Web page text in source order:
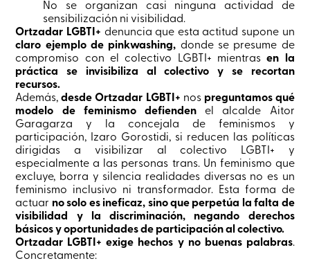
No se organizan casi ninguna actividad de
sensibilización ni visibilidad.
Ortzadar LGBTI+ denuncia que esta actitud supone un
claro ejemplo de pinkwashing, donde se presume de
compromiso con el colectivo LGBTI+ mientrasen la
práctica se invisibiliza al colectivo y se recortan
recursos.
Además,desde Ortzadar LGBTI+ nos preguntamos qué
modelo de feminismo defienden el alcalde Aitor
Garagarza y la concejala de feminismos y
participación, Izaro Gorostidi, si reducen las políticas
dirigidas a visibilizar al colectivo LGBTI+ y
especialmente a las personas trans. Un feminismo que
excluye, borra y silencia realidades diversas no es un
feminismo inclusivo ni transformador. Esta forma de
actuar no solo es ineficaz, sino que perpetúa la falta de
visibilidad y la discriminación, negando derechos
básicos y oportunidades de participación al colectivo.
Ortzadar LGBTI+ exige hechos y no buenas palabras.
Concretamente: